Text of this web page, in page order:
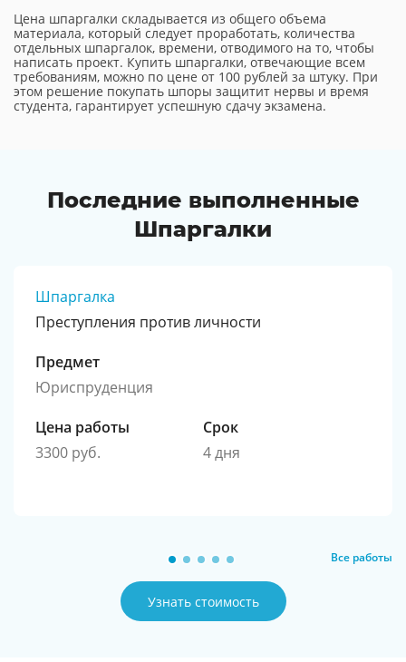
Цена шпаргалки складывается из общего объема
материала, который следует проработать, количества
отдельных шпаргалок, времени, отводимого на то, чтобы
написать проект. Купить шпаргалки, отвечающие всем
требованиям, можно по цене от 100 рублей за штуку. При
этом решение покупать шпоры защитит нервы и время
студента, гарантирует успешную сдачу экзамена.
Последние выполненные
Шпаргалки
Шпаргалка
Преступления против личности
Предмет
Юриспруденция
Цена работы
3300 руб.
Срок
4 дня
Все работы
Узнать стоимость